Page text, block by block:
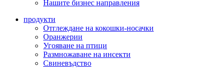
Нашите бизнес направления
продукти
Отглеждане на кокошки-носачки
Оранжерии
Угояване на птици
Размножаване на инсекти
Свиневъдство